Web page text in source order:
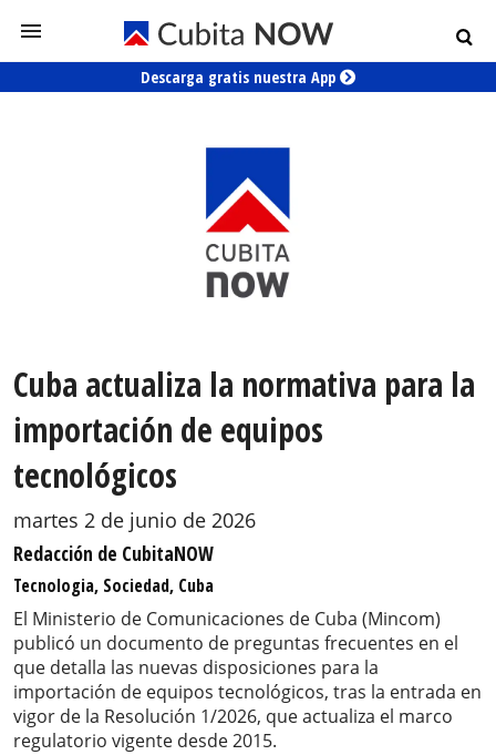
Descarga gratis nuestra App
Cuba actualiza la normativa para la
importación de equipos
tecnológicos
martes 2 de junio de 2026
Redacción de CubitaNOW
Tecnologia, Sociedad, Cuba
El Ministerio de Comunicaciones de Cuba (Mincom)
publicó un documento de preguntas frecuentes en el
que detalla las nuevas disposiciones para la
importación de equipos tecnológicos, tras la entrada en
vigor de la Resolución 1/2026, que actualiza el marco
regulatorio vigente desde 2015.